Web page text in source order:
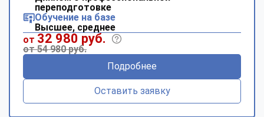
переподготовке
Обучение на базе
Высшее, среднее
от 32 980 руб.
от 54 980 руб.
Подробнее
Оставить заявку